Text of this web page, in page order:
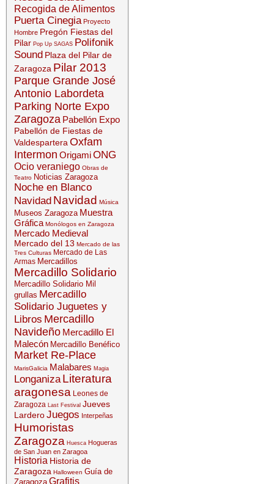
Recogida de Alimentos
Puerta Cinegia Proyecto
Hombre Pregón Fiestas del
Pilar Pop Up SAGAS Polifonik
Sound Plaza del Pilar de
Zaragoza Pilar 2013
Parque Grande José
Antonio Labordeta
Parking Norte Expo
Zaragoza Pabellón Expo
Pabellón de Fiestas de
Valdespartera Oxfam
Intermon OrigamiONG
Ocio veraniego Obras de
Teatro Noticias Zaragoza
Noche en Blanco
Navidad Navidad Música
Museos Zaragoza Muestra
Gráfica Monólogos en Zaragoza
Mercado Medieval
Mercado del 13 Mercado de las
Tres Culturas Mercado de Las
Armas Mercadillos
Mercadillo Solidario
Mercadillo Solidario Mil
grullas Mercadillo
Solidario Juguetes y
Libros Mercadillo
Navideño Mercadillo El
Malecón Mercadillo Benéfico
Market Re-Place
MarisGalicia Malabares Magia
Longaniza Literatura
aragonesa Leones de
Zaragoza Last Festival Jueves
LarderoJuegos Interpeñas
Humoristas
Zaragoza Huesca Hogueras
de San Juan en Zaragoa
Historia Historia de
Zaragoza Halloween Guía de
Zaragoza Grafitis